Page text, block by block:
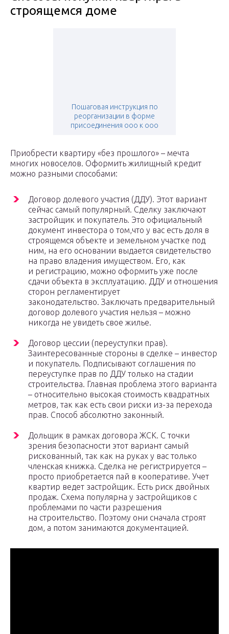
строящемся доме
Пошаговая инструкция по
реорганизации в форме
присоединения ооо к ооо
Приобрести квартиру «без прошлого» – мечта
многих новоселов. Оформить жилищный кредит
можно разными способами:
Договор долевого участия (ДДУ). Этот вариант
сейчас самый популярный. Сделку заключают
застройщик и покупатель. Это официальный
документ инвестора о том,что у вас есть доля в
строящемся объекте и земельном участке под
ним, на его основании выдается свидетельство
на право владения имуществом. Его, как
и регистрацию, можно оформить уже после
сдачи объекта в эксплуатацию. ДДУ и отношения
сторон регламентирует
законодательство. Заключать предварительный
договор долевого участия нельзя – можно
никогда не увидеть свое жилье.
Договор цессии (переуступки прав).
Заинтересованные стороны в сделке – инвестор
и покупатель. Подписывают соглашения по
переуступке прав по ДДУ только на стадии
строительства. Главная проблема этого варианта
– относительно высокая стоимость квадратных
метров, так как есть свои риски из-за перехода
прав. Способ абсолютно законный.
Дольщик в рамках договора ЖСК. С точки
зрения безопасности этот вариант самый
рискованный, так как на руках у вас только
членская книжка. Сделка не регистрируется –
просто приобретается пай в кооперативе. Учет
квартир ведет застройщик. Есть риск двойных
продаж. Схема популярна у застройщиков с
проблемами по части разрешения
на строительство. Поэтому они сначала строят
дом, а потом занимаются документацией.